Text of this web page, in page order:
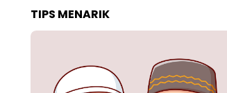
TIPS MENARIK